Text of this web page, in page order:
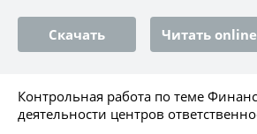
Скачать Читать online
Контрольная работа по теме
деятельности центров